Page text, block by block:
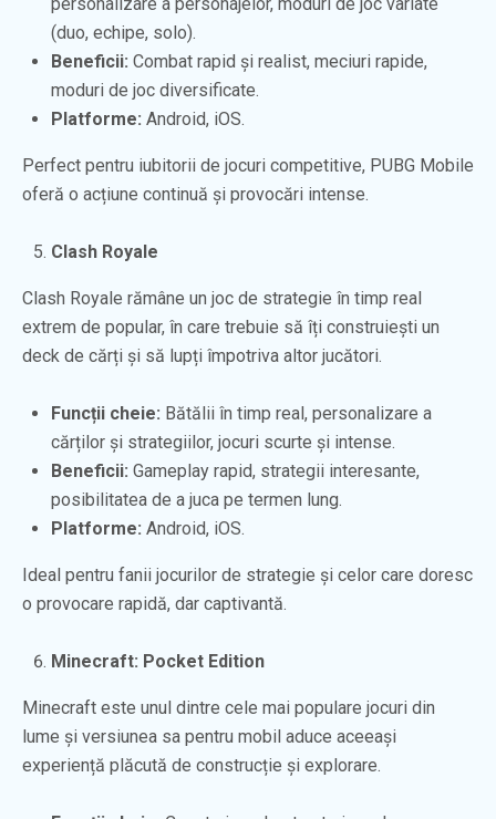
(duo, echipe, solo).
Beneficii: Combat rapid și realist, meciuri rapide,
moduri de joc diversificate.
Platforme: Android, iOS.
Perfect pentru iubitorii de jocuri competitive, PUBG Mobile
oferă o acțiune continuă și provocări intense.
Clash Royale
Clash Royale rămâne un joc de strategie în timp real
extrem de popular, în care trebuie să îți construiești un
deck de cărți și să lupți împotriva altor jucători.
Funcții cheie: Bătălii în timp real, personalizare a
cărților și strategiilor, jocuri scurte și intense.
Beneficii: Gameplay rapid, strategii interesante,
posibilitatea de a juca pe termen lung.
Platforme: Android, iOS.
Ideal pentru fanii jocurilor de strategie și celor care doresc
o provocare rapidă, dar captivantă.
Minecraft: Pocket Edition
Minecraft este unul dintre cele mai populare jocuri din
lume și versiunea sa pentru mobil aduce aceeași
experiență plăcută de construcție și explorare.